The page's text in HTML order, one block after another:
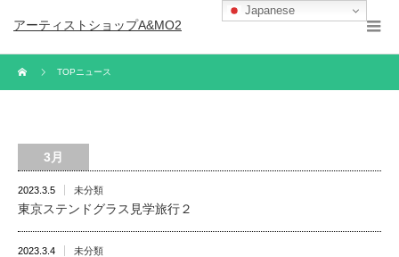
アーティストショップA&MO2
TOPニュース
3月
2023.3.5 未分類
東京ステンドグラス見学旅行２
2023.3.4 未分類
Japanese